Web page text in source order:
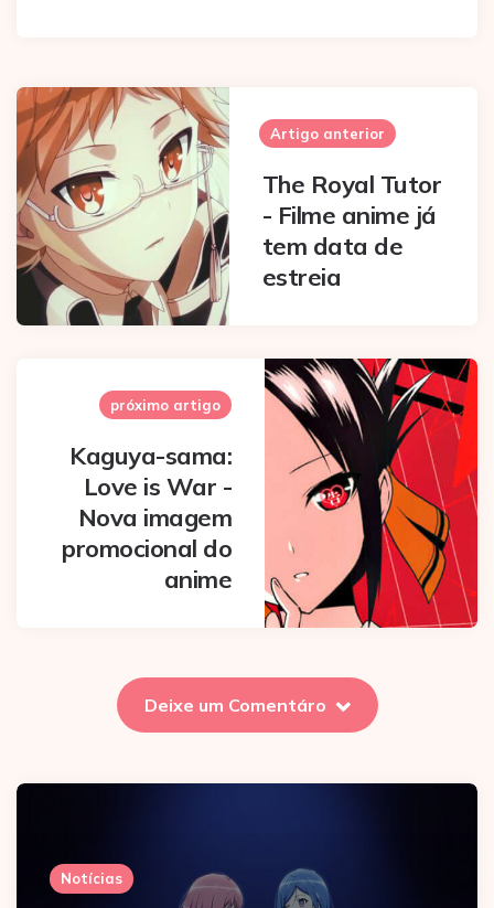
Post
navigation
Artigo anterior
The Royal Tutor
- Filme anime já
tem data de
estreia
próximo artigo
Kaguya-sama:
Love is War -
Nova imagem
promocional do
anime
Deixe um Comentáro
Notícias